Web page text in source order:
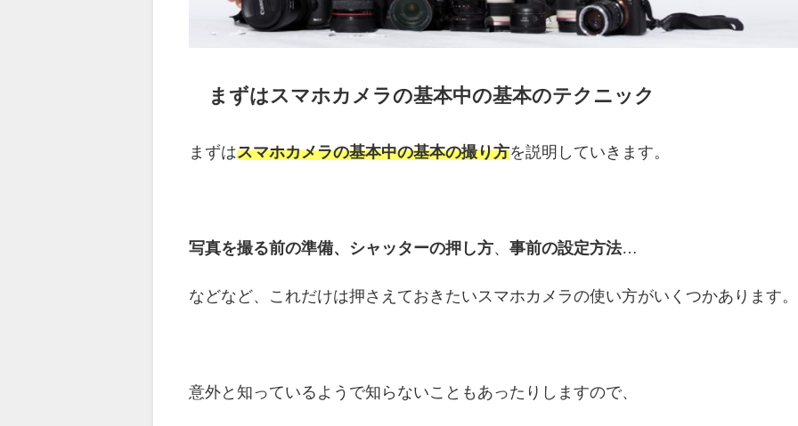
まずはスマホカメラの基本中の基本のテクニック
まずはスマホカメラの基本中の基本の撮り方を説明していきます。
写真を撮る前の準備、シャッターの押し方、事前の設定方法…
などなど、これだけは押さえておきたいスマホカメラの使い方がいくつかあります。
意外と知っているようで知らないこともあったりしますので、